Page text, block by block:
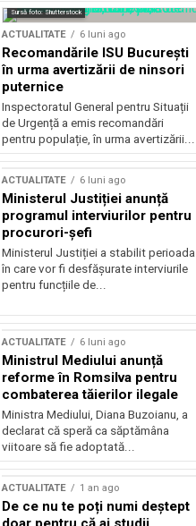
Sursă foto: Shutterstock
ACTUALITATE 6 luni ago
Recomandările ISU București
în urma avertizării de ninsori
puternice
Inspectoratul General pentru Situații
de Urgență a emis recomandări
pentru populație, în urma avertizării...
ACTUALITATE 6 luni ago
Ministerul Justiției anunță
programul interviurilor pentru
procurori-șefi
Ministerul Justiției a stabilit perioada
în care vor fi desfășurate interviurile
pentru funcțiile de...
ACTUALITATE 6 luni ago
Ministrul Mediului anunță
reforme în Romsilva pentru
combaterea tăierilor ilegale
Ministra Mediului, Diana Buzoianu, a
declarat că speră ca săptămâna
viitoare să fie adoptată...
ACTUALITATE 1 an ago
De ce nu te poți numi deștept